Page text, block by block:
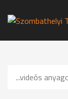
...videós